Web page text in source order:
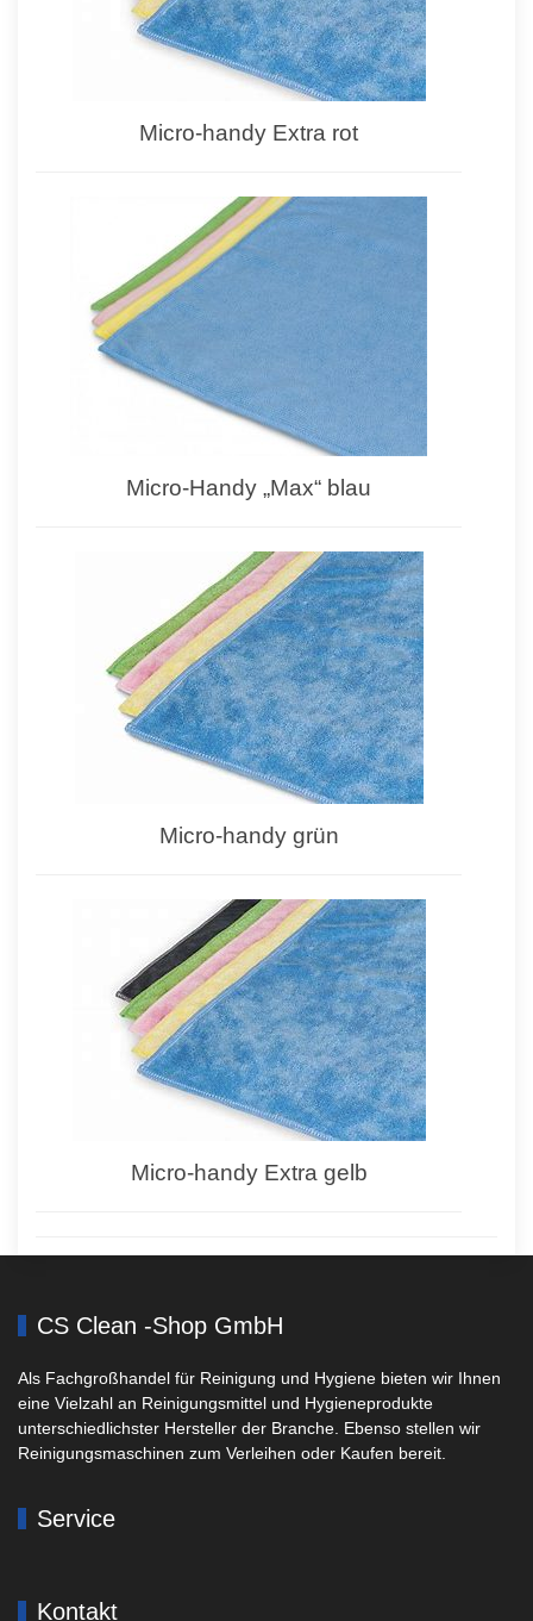
Micro-handy Extra rot
Micro-Handy „Max“ blau
Micro-handy grün
Micro-handy Extra gelb
CS Clean -Shop GmbH
Als Fachgroßhandel für Reinigung und Hygiene bieten wir Ihnen
eine Vielzahl an Reinigungsmittel und Hygieneprodukte
unterschiedlichster Hersteller der Branche. Ebenso stellen wir
Reinigungsmaschinen zum Verleihen oder Kaufen bereit.
Service
Kontakt